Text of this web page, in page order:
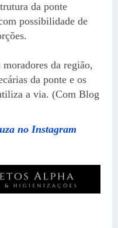
da ponte
possibilidade de
moradores da região,
da ponte e os
a via. (Com Blog
no Instagram